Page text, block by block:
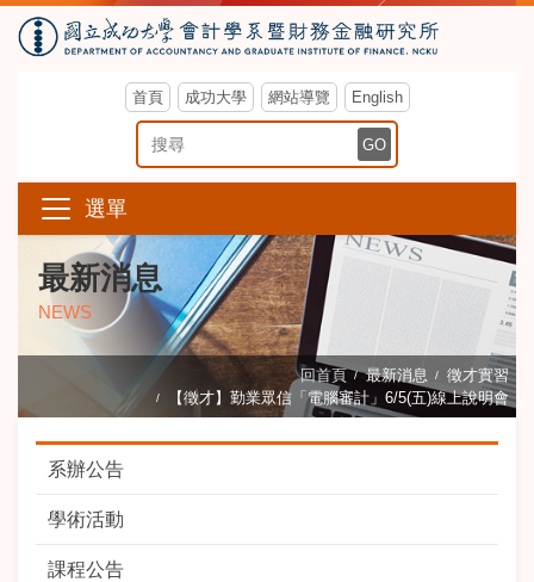
首頁 成功大學 網站導覽 English
搜尋關鍵字 GO
選單
最新消息
NEWS
回首頁 最新消息
徵才實習
【徵才】勤業眾信「電腦審計」6/5(五)線上說明會
系辦公告
學術活動
課程公告